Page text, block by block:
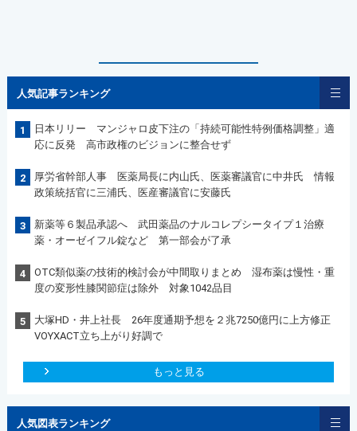
人気記事ランキング
1
日本リリー マンジャロ皮下注の「持続可能性特例価格調整」適
応に反発 高市政権のビジョンに整合せず
2
厚労省幹部人事 医薬局長に内山氏、医薬審議官に中井氏 情報
政策統括官に三浦氏、医産審議官に安藤氏
3
新薬等６製品承認へ 武田薬品のナルコレプシータイプ１治療
薬・オーゼイフル錠など 第一部会が了承
4
OTC類似薬の技術的検討会が中間取りまとめ 湿布薬は慢性・重
度の変形性膝関節症は除外 対象1042品目
5
大塚HD・井上社長 26年度通期予想を２兆7250億円に上方修正
VOYXACT立ち上がり好調で
もっと見る
人気図表ランキング